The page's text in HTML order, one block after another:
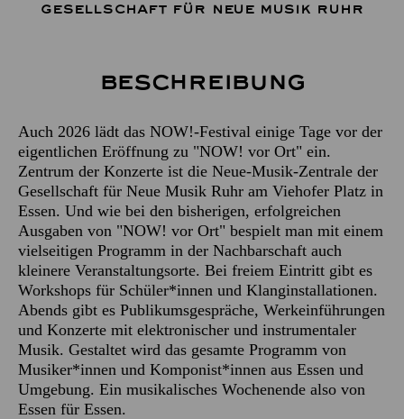
GESELLSCHAFT FÜR NEUE MUSIK RUHR
Beschreibung
Auch 2026 lädt das NOW!-Festival einige Tage vor der
eigentlichen Eröffnung zu "NOW! vor Ort" ein.
Zentrum der Konzerte ist die Neue-Musik-Zentrale der
Gesellschaft für Neue Musik Ruhr am Viehofer Platz in
Essen. Und wie bei den bisherigen, erfolgreichen
Ausgaben von "NOW! vor Ort" bespielt man mit einem
vielseitigen Programm in der Nachbarschaft auch
kleinere Veranstaltungsorte. Bei freiem Eintritt gibt es
Workshops für Schüler*innen und Klanginstallationen.
Abends gibt es Publikumsgespräche, Werkeinführungen
und Konzerte mit elektronischer und instrumentaler
Musik. Gestaltet wird das gesamte Programm von
Musiker*innen und Komponist*innen aus Essen und
Umgebung. Ein musikalisches Wochenende also von
Essen für Essen.